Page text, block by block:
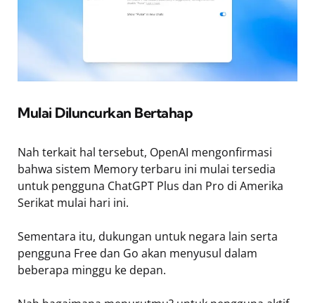
Mulai Diluncurkan Bertahap
Nah terkait hal tersebut, OpenAI mengonfirmasi
bahwa sistem Memory terbaru ini mulai tersedia
untuk pengguna ChatGPT Plus dan Pro di Amerika
Serikat mulai hari ini.
Sementara itu, dukungan untuk negara lain serta
pengguna Free dan Go akan menyusul dalam
beberapa minggu ke depan.